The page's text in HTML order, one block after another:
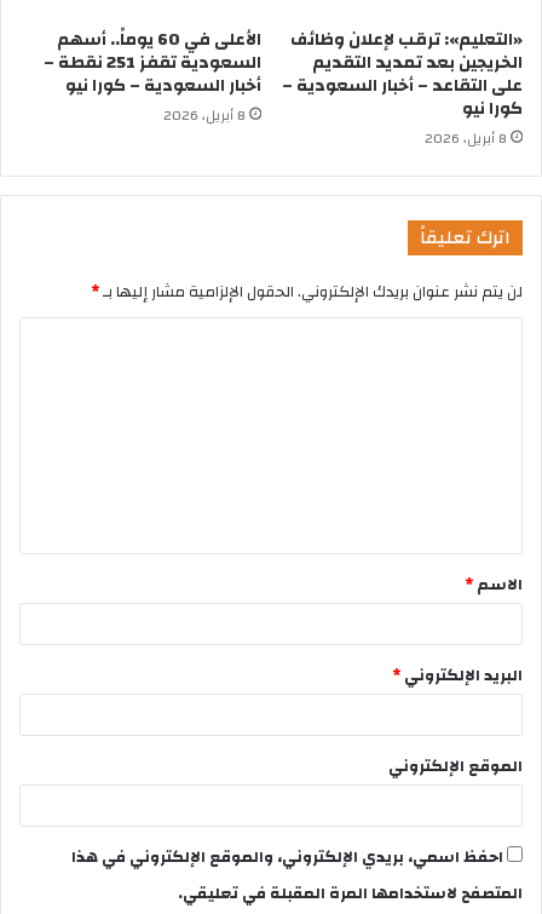
«التعليم»: ترقب لإعلان وظائف
الخريجين بعد تمديد التقديم
على التقاعد – أخبار السعودية –
كورا نيو
8 أبريل، 2026
الأعلى في 60 يوماً.. أسهم
السعودية تقفز 251 نقطة –
أخبار السعودية – كورا نيو
8 أبريل، 2026
اترك تعليقاً
لن يتم نشر عنوان بريدك الإلكتروني.الحقول الإلزامية مشار إليها بـ*
الاسم*
البريد الإلكتروني*
الموقع الإلكتروني
احفظ اسمي، بريدي الإلكتروني، والموقع الإلكتروني في هذا
المتصفح لاستخدامها المرة المقبلة في تعليقي.